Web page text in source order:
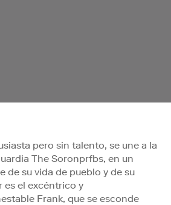
pero sin talento, se une a la
The Soronprfbs, en un
de su vida de pueblo y de su
es el excéntrico y
Frank, que se esconde